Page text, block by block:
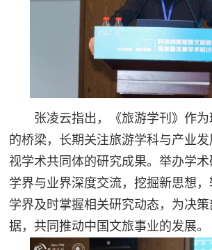
张凌云指出，《旅游学刊》作为
的桥梁，长期关注旅游学科与产业
视学术共同体的研究成果。举办学
学界与业界深度交流，挖掘新思想
学界及时掌握相关研究动态，为决
据，共同推动中国文旅事业的发展。